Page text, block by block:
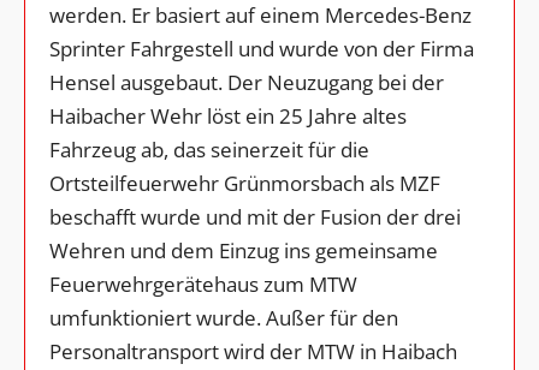
werden. Er basiert auf einem Mercedes-Benz
Sprinter Fahrgestell und wurde von der Firma
Hensel ausgebaut. Der Neuzugang bei der
Haibacher Wehr löst ein 25 Jahre altes
Fahrzeug ab, das seinerzeit für die
Ortsteilfeuerwehr Grünmorsbach als MZF
beschafft wurde und mit der Fusion der drei
Wehren und dem Einzug ins gemeinsame
Feuerwehrgerätehaus zum MTW
umfunktioniert wurde. Außer für den
Personaltransport wird der MTW in Haibach